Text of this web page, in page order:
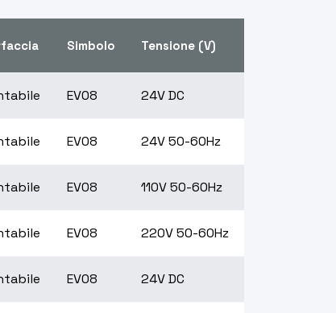
Simbolo Tensione (V)
EV08 24V DC
EV08 24V 50-60Hz
EV08 110V 50-60Hz
EV08 220V 50-60Hz
EV08 24V DC